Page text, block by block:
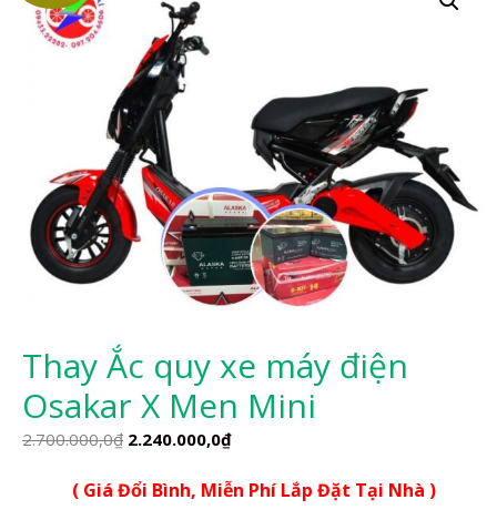
Thay Ắc quy xe máy điện
Osakar X Men Mini
2.700.000,0₫ Giá
là:
2.240.000,0₫Giá
tại
( Giá Đổi Bình, Miễn Phí Lắp Đặt Tại Nhà )